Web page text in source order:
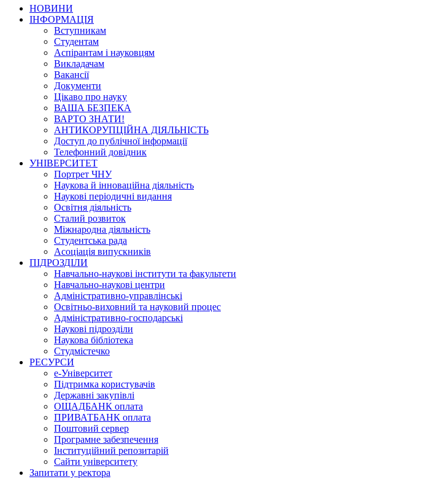
НОВИНИ
ІНФОРМАЦІЯ
Вступникам
Студентам
Аспірантам і науковцям
Викладачам
Вакансії
Документи
Цікаво про науку
ВАША БЕЗПЕКА
ВАРТО ЗНАТИ!
АНТИКОРУПЦІЙНА ДІЯЛЬНІСТЬ
Доступ до публічної інформації
Телефонний довідник
УНІВЕРСИТЕТ
Портрет ЧНУ
Наукова й інноваційна діяльність
Наукові періодичні видання
Освітня діяльність
Сталий розвиток
Міжнародна діяльність
Студентська рада
Асоціація випускників
ПІДРОЗДІЛИ
Навчально-наукові інститути та факультети
Навчально-наукові центри
Адміністративно-управлінські
Освітньо-виховний та науковий процес
Адміністративно-господарські
Наукові підрозділи
Наукова бібліотека
Студмістечко
РЕСУРСИ
е-Університет
Підтримка користувачів
Державні закупівлі
ОЩАДБАНК оплата
ПРИВАТБАНК оплата
Поштовий сервер
Програмне забезпечення
Інституційний репозитарій
Сайти університету
Запитати у ректора